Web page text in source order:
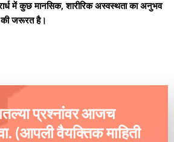
में कुछ मानसिक, शारीरिक अस्वस्थता का अनुभव
की जरूरत है।
प्रश्नांवर आजच
(आपली वैयक्तिक माहिती